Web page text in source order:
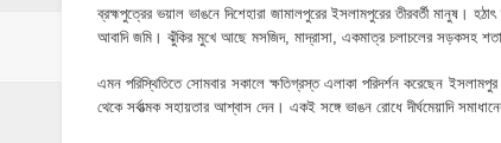
‎ইসলামপুরে ‘জুলাই গণঅভ্যুত্থান দিবস
ব্রহ্মপুত্রের ভয়াল ভাঙনে দিশেহারা জামালপুরের ইসলামপুরের তীরবর্তী মানুষ।
আবাদি জমি। ঝুঁকির মুখে আছে মসজিদ, মাদ্রাসা, একমাত্র চলাচলের সড়কসহ
এমন পরিস্থিতিতে সোমবার সকালে ক্ষতিগ্রস্ত এলাকা পরিদর্শন করেছেন ইসলামপুর
থেকে সর্বাত্মক সহায়তার আশ্বাস দেন। একই সঙ্গে ভাঙন রোধে দীর্ঘমেয়াদি